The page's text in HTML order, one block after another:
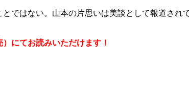
ではない。山本の片思いは美談として報道され
）にてお読みいただけます！